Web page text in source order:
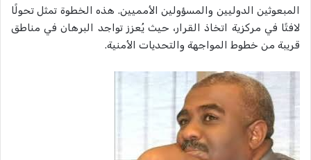
المبعوثين الدوليين والمسؤولين الأمميين. هذه الخطوة تمثل تحولًا
لافتًا في مركزية اتخاذ القرار، حيث يُعزز تواجد البرهان في مناطق
قريبة من خطوط المواجهة والتحديات الأمنية.